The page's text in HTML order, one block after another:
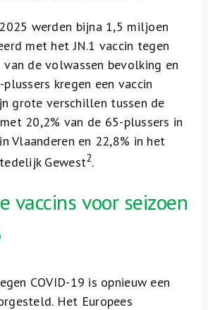
werden bijna 1,5 miljoen
met het JN.1 vaccin tegen
van de volwassen bevolking en
kregen een vaccin
grote verschillen tussen de
met 20,2% van de 65-plussers in
Vlaanderen en 22,8% in het
Gewest2.
vaccins voor seizoen
COVID-19 is opnieuw een
Het Europees